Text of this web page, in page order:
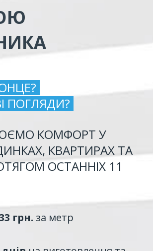
ПОГЛЯДИ?
КОМФОРТ У
КВАРТИРАХ ТА
ОСТАННІХ 11
грн. за метр